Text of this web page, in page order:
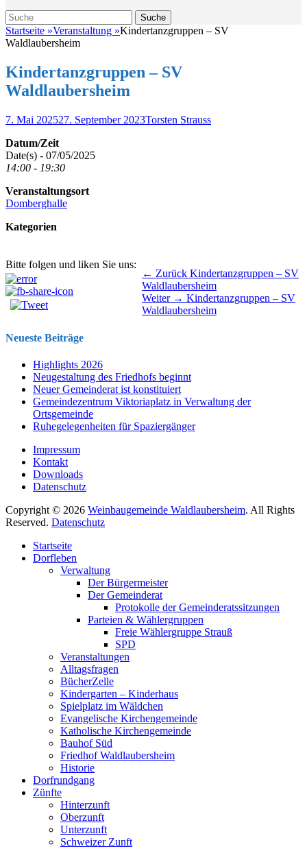
Suche
Suche
nach:
Startseite »Veranstaltung »Kindertanzgruppen – SV
Waldlaubersheim
Kindertanzgruppen – SV
Waldlaubersheim
Veröffentlicht
7. Mai 202527. September 2023Autor
Torsten Strauss
Datum/Zeit
Date(s) - 07/05/2025
14:00 - 19:30
Veranstaltungsort
Domberghalle
Kategorien
Bitte folgen und liken Sie uns:
Beitragsnavigation ← Zurück Vorhergehender
Beitrag:
Kindertanzgruppen – SV
Waldlaubersheim
Weiter → Nächster
Beitrag:
Kindertanzgruppen – SV
Waldlaubersheim
Neueste Beiträge
Highlights 2026
Neugestaltung des Friedhofs beginnt
Neuer Gemeinderat ist konstituiert
Gemeindezentrum Viktoriaplatz in Verwaltung der
Ortsgemeinde
Ruhegelegenheiten für Spaziergänger
Impressum
Kontakt
Downloads
Datenschutz
Copyright © 2026 Weinbaugemeinde Waldlaubersheim. All Rights
Reserved. Datenschutz
oben
scrollen
Startseite
Dorfleben
Verwaltung
Der Bürgermeister
Der Gemeinderat
Protokolle der Gemeinderatssitzungen
Parteien & Wählergruppen
Freie Wählergruppe Strauß
SPD
Veranstaltungen
Alltagsfragen
BücherZelle
Kindergarten – Kinderhaus
Spielplatz im Wäldchen
Evangelische Kirchengemeinde
Katholische Kirchengemeinde
Bauhof Süd
Friedhof Waldlaubersheim
Historie
Dorfrundgang
Zünfte
Hinterzunft
Oberzunft
Unterzunft
Schweizer Zunft